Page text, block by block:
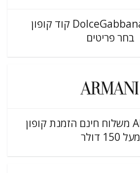
DolceGabbana.com 21% קוד קופון
בחר פריטים
ARMANI.com משלוח חינם הזמנת קופון
מעל 150 דולר